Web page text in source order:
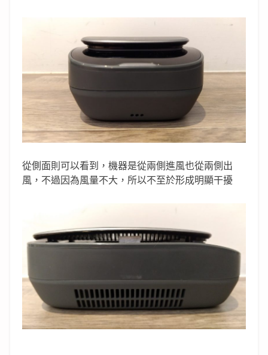
從側面則可以看到，機器是從兩側進風也從兩側出
風，不過因為風量不大，所以不至於形成明顯干擾